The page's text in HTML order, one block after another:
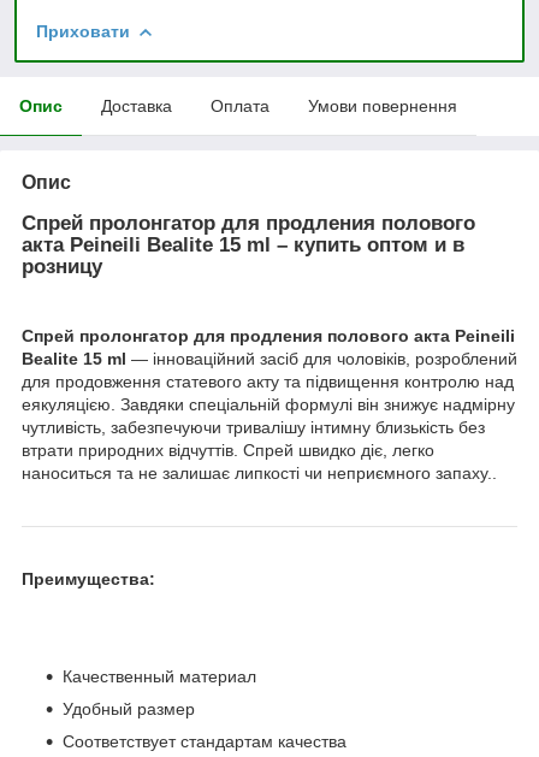
Приховати
Опис Доставка Оплата Умови повернення
Опис
Спрей пролонгатор для продления полового
акта Peineili Bealite 15 ml – купить оптом и в
розницу
Спрей пролонгатор для продления полового акта Peineili
Bealite 15 ml — інноваційний засіб для чоловіків, розроблений
для продовження статевого акту та підвищення контролю над
еякуляцією. Завдяки спеціальній формулі він знижує надмірну
чутливість, забезпечуючи тривалішу інтимну близькість без
втрати природних відчуттів. Спрей швидко діє, легко
наноситься та не залишає липкості чи неприємного запаху..
Преимущества:
Качественный материал
Удобный размер
Соответствует стандартам качества